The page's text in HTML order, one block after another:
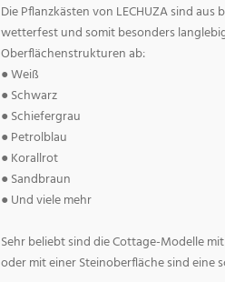
Die Pflanzkästen von LECHUZA sind
wetterfest und somit besonders
Oberflächenstrukturen ab:
● Weiß
● Schwarz
● Schiefergrau
● Petrolblau
● Korallrot
● Sandbraun
● Und viele mehr
Sehr beliebt sind die Cottage-Modelle
oder mit einer Steinoberfläche sind eine